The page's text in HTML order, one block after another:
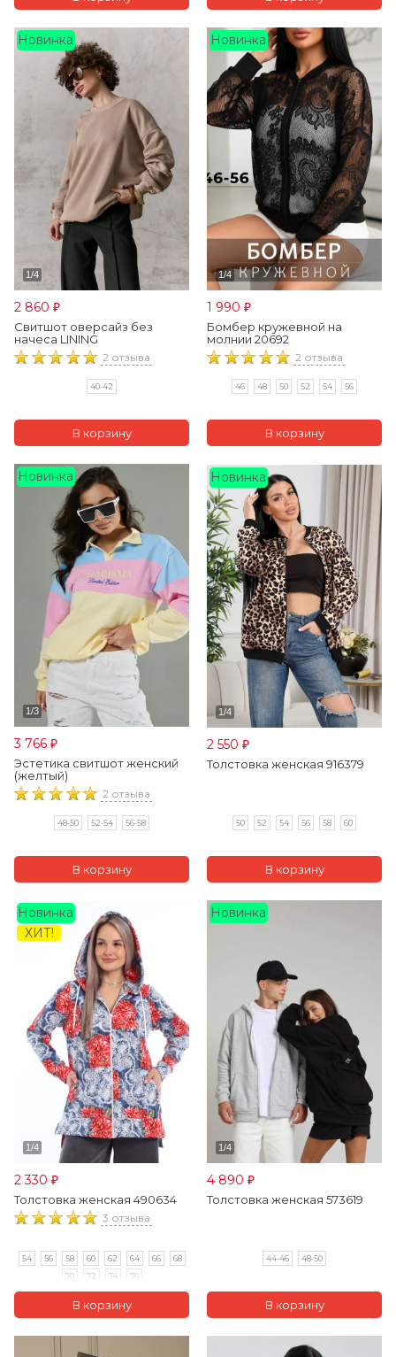
Новинка
2 860 ₽
Свитшот оверсайз без
начеса LINING
2 отзыва
40-42
Новинка
1 990 ₽
Бомбер кружевной на
молнии 20692
2 отзыва
46 48 50 52 54 56
Новинка
3 766 ₽
Эстетика свитшот женский
(желтый)
2 отзыва
48-50 52-54 56-58
Новинка
2 550 ₽
Толстовка женская 916379
50 52 54 56 58 60
ХИТ!
Новинка
2 330 ₽
Толстовка женская 490634
3 отзыва
54 56 58 60 62 64 66
68
70
72 74 76
Новинка
4 890 ₽
Толстовка женская 573619
44-46 48-50